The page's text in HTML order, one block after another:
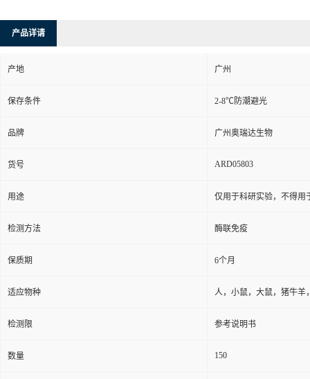
产品详请
产地 广州
保存条件 2-8℃防潮避光
品牌 广州奥瑞达生物
货号 ARD05803
用途 仅用于科研实验，不得用
检测方法 酶联免疫
保质期 6个月
适应物种 人，小鼠，大鼠，猪牛羊
检测限 参考说明书
数量 150